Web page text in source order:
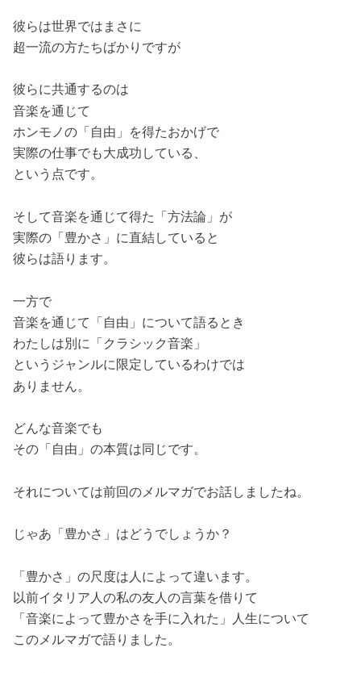
彼らは世界ではまさに
超一流の方たちばかりですが
彼らに共通するのは
音楽を通じて
ホンモノの「自由」を得たおかげで
実際の仕事でも大成功している、
という点です。
そして音楽を通じて得た「方法論」が
実際の「豊かさ」に直結していると
彼らは語ります。
一方で
音楽を通じて「自由」について語るとき
わたしは別に「クラシック音楽」
というジャンルに限定しているわけでは
ありません。
どんな音楽でも
その「自由」の本質は同じです。
それについては前回のメルマガでお話しましたね。
じゃあ「豊かさ」はどうでしょうか？
「豊かさ」の尺度は人によって違います。
以前イタリア人の私の友人の言葉を借りて
「音楽によって豊かさを手に入れた」人生について
このメルマガで語りました。